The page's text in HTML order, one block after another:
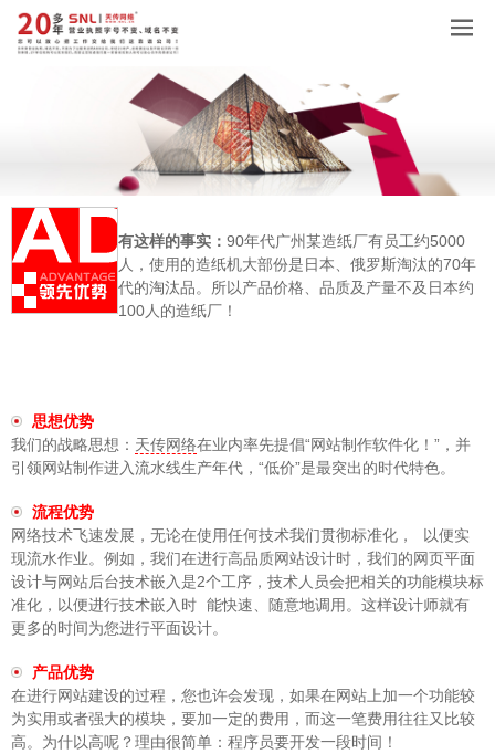
有这样的事实： 90年代广州某造纸厂有员工约5000
人，使用的造纸机大部份是日本、俄罗斯淘汰的70年
代的淘汰品。所以产品价格、品质及产量不及日本约
100人的造纸厂！
思想优势
我们的战略思想： 天传网络在业内率先提倡“网站制作软件化！”，并
引领网站制作进入流水线生产年代，“低价”是最突出的时代特色。
流程优势
网络技术飞速发展，无论在使用任何技术我们贯彻标准化， 以便实
现流水作业。例如，我们在进行高品质网站设计时，我们的网页平面
设计与网站后台技术嵌入是2个工序，技术人员会把相关的功能模块标
准化，以便进行技术嵌入时 能快速、随意地调用。这样设计师就有
更多的时间为您进行平面设计。
产品优势
在进行网站建设的过程，您也许会发现，如果在网站上加一个功能较
为实用或者强大的模块，要加一定的费用，而这一笔费用往往又比较
高。为什以高呢？理由很简单：程序员要开发一段时间！